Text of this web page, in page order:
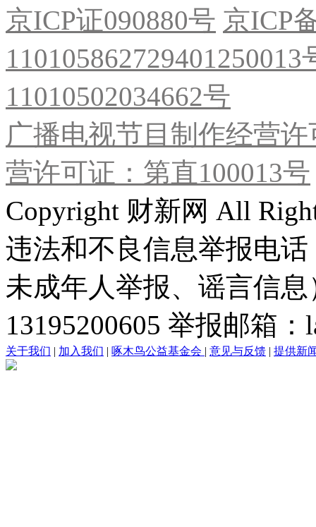
京ICP证090880号 京ICP
11010502034662号
广播电视节目制作经营
营许可证：第直100013号
Copyright 财新网 All
违法和不良信息举报电
未成年人举报、谣言信
13195200605 举报邮箱
关于我们 | 加入我们 | 啄木鸟公益基金会 | 意见与反馈 | 提供新